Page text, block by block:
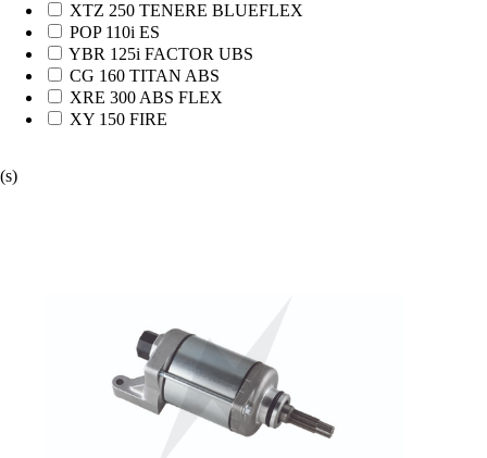
XTZ 250 TENERE BLUEFLEX
POP 110i ES
YBR 125i FACTOR UBS
CG 160 TITAN ABS
XRE 300 ABS FLEX
XY 150 FIRE
(s)